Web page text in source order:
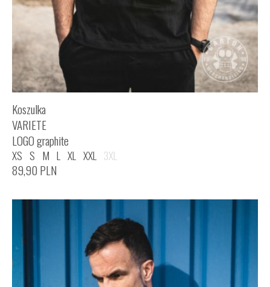
Koszulka
VARIETE
LOGO graphite
XS S M L XL XXL 3XL
89,90 PLN